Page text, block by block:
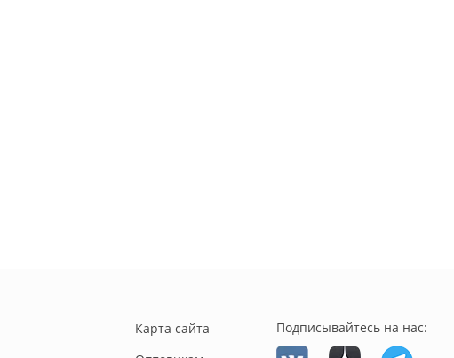
Карта сайта
Подписывайтесь на нас: